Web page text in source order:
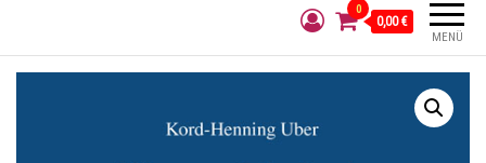
MENÜ
0
0,00 €